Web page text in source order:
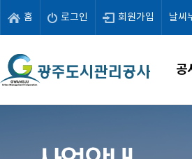
홈 로그인 회원가입 날씨
공